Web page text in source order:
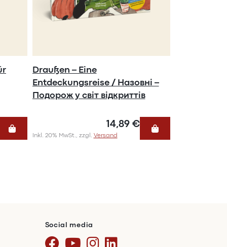
Draußen – Eine
Entdeckungsreise / Назовні –
Подорож у світ відкриттів
14,89 €
Inkl. 20% MwSt., zzgl. Versand
Social media